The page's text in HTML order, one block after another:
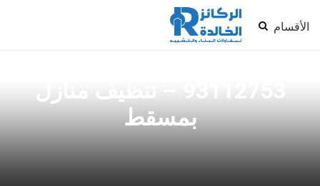
الأقسام
بمسقط